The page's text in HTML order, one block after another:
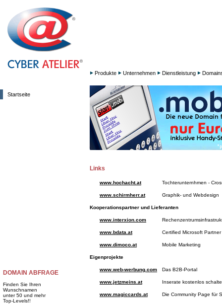
Startseite
DOMAIN ABFRAGE
Finden Sie Ihren
Wunschnamen
unter 50 und mehr
Top-Levels!!
Produkte Unternehmen Dienstleistung
Links
www.hochacht.at Tochterunternhmen -
www.schirmherr.at Graphik- und Webdesign
Kooperationspartner und Lieferanten
www.interxion.com
www.bdata.at Certified Microsoft Partner
www.dimoco.at Mobile Marketing
Eigenprojekte
www.web-werbung.com Das B2B-Portal
www.jetzmeins.at Inserate kostenlos
www.magiccards.at Die Community Page für